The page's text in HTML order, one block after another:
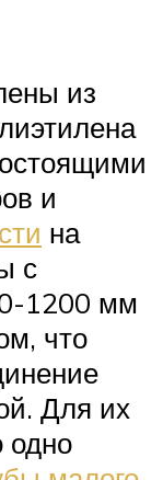
из
и
на
с
1200 мм
что
Для их
одно